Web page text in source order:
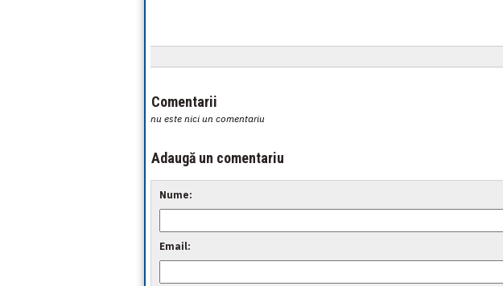
Comentarii
nu este nici un comentariu
Adaugă un comentariu
Nume:
Email: